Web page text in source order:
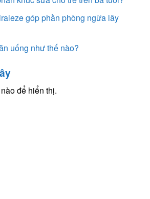
góp phần phòng ngừa lây
uống như thế nào?
để hiển thị.